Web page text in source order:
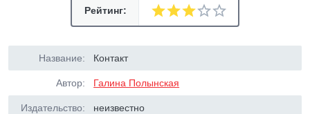
Рейтинг:
Название: Контакт
Автор: Галина Полынская
Издательство: неизвестно